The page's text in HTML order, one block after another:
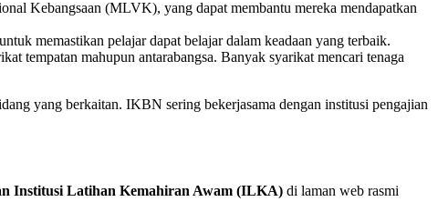
Kebangsaan (MLVK), yang dapat membantu mereka mendapatkan
memastikan pelajar dapat belajar dalam keadaan yang terbaik.
tempatan mahupun antarabangsa. Banyak syarikat mencari tenaga
yang berkaitan. IKBN sering bekerjasama dengan institusi pengajian
Institusi Latihan Kemahiran Awam (ILKA) di laman web rasmi